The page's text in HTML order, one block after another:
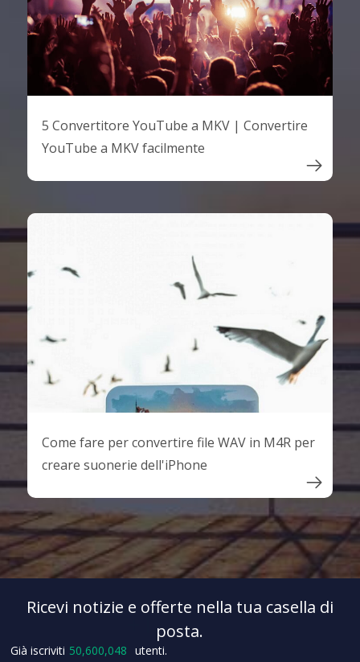
5 Convertitore YouTube a MKV | Convertire
YouTube a MKV facilmente

Come fare per convertire file WAV in M4R per
creare suonerie dell'iPhone

Ricevi notizie e offerte nella tua casella di
posta.
Già iscriviti 50,600,049 utenti.